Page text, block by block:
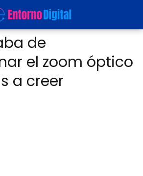
de
el zoom óptico
a creer